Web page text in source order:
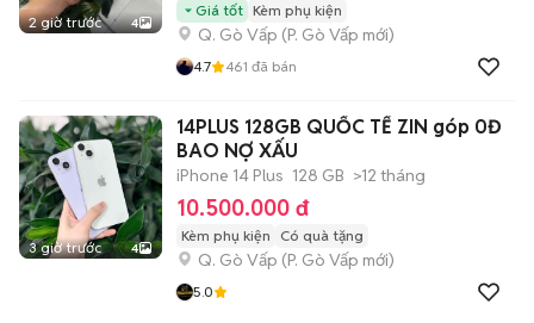
2 giờ trước 4
Giá tốt Kèm phụ kiện
Q. Gò Vấp (P. Gò Vấp mới)
4.7 461 đã bán
3 giờ trước 4
14PLUS 128GB QUỐC TẾ ZIN góp 0Đ
BAO NỢ XẤU
iPhone 14 Plus 128 GB >12 tháng
10.500.000 đ
Kèm phụ kiện Có quà tặng
Q. Gò Vấp (P. Gò Vấp mới)
5.0